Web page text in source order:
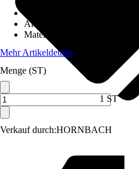
Verkauf durch:HORNBACH
Anwendungsbereich
Material
Mehr Artikeldetails
Menge (ST)
1 ST